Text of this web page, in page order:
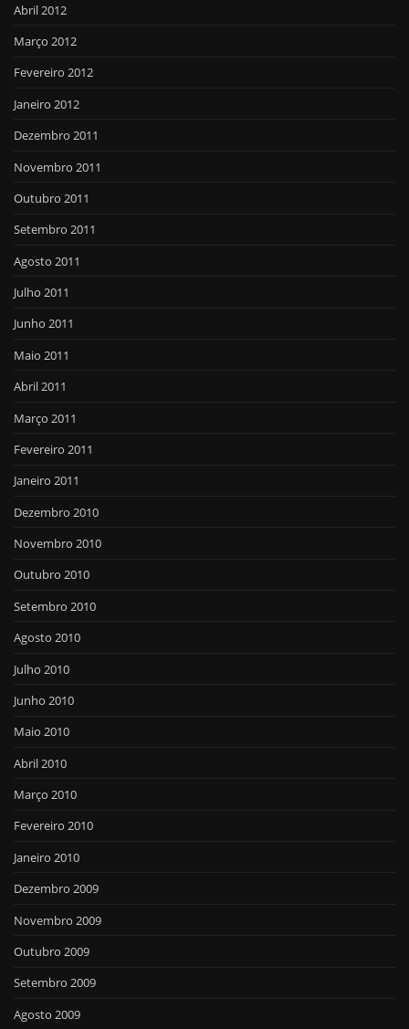
Abril 2012
Março 2012
Fevereiro 2012
Janeiro 2012
Dezembro 2011
Novembro 2011
Outubro 2011
Setembro 2011
Agosto 2011
Julho 2011
Junho 2011
Maio 2011
Abril 2011
Março 2011
Fevereiro 2011
Janeiro 2011
Dezembro 2010
Novembro 2010
Outubro 2010
Setembro 2010
Agosto 2010
Julho 2010
Junho 2010
Maio 2010
Abril 2010
Março 2010
Fevereiro 2010
Janeiro 2010
Dezembro 2009
Novembro 2009
Outubro 2009
Setembro 2009
Agosto 2009